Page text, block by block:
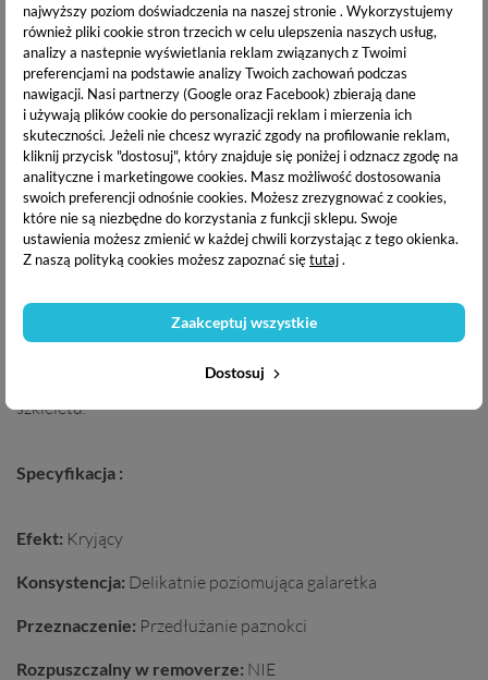
najwyższy poziom doświadczenia na naszej stronie . Wykorzystujemy
również pliki cookie stron trzecich w celu ulepszenia naszych usług,
analizy a nastepnie wyświetlania reklam związanych z Twoimi
preferencjami na podstawie analizy Twoich zachowań podczas
nawigacji. Nasi partnerzy (Google oraz Facebook) zbierają dane
i używają plików cookie do personalizacji reklam i mierzenia ich
skuteczności. Jeżeli nie chcesz wyrazić zgody na profilowanie reklam,
kliknij przycisk "dostosuj", który znajduje się poniżej i odznacz zgodę na
analityczne i marketingowe cookies. Masz możliwość dostosowania
swoich preferencji odnośnie cookies. Możesz zrezygnować z cookies,
które nie są niezbędne do korzystania z funkcji sklepu. Swoje
ustawienia możesz zmienić w każdej chwili korzystając z tego okienka.
Z naszą polityką cookies możesz zapoznać siętutaj.
Dostosuj
Zaakceptuj wszystkie
Yoshi Jelly PRO Gelto produkt wielofunkcyjny o
konsystencjigalaretki. Żel nie spływa na skórki, pięknie
współpracuje z pędzlem. Jego formuła pozwala na ułatwienie
codziennej pracy.Jelly Pro Geljest bardzo twardy dzięki
czemu jest wytrzymały a jego właściwości porównywane są
do akrylu. Doskonale zaciska się tworząc piękny tunel. Żel
świetnie sprawdzi się przy rekonstrukcji obgryzionych
paznokci oraz przy konstrukcji ekstremalnie długich paznokci
i tych awangardowych.
Produkt charakteryzuje się również obniżoną temperaturą
polimeryzacjico sprawia, że nie piecze w lampie. Jest łatwy w
na zapowietrzanie. Nie odpryskuje. Dzięki swojej twardości,
idealny dla klientek, którym zdarza się łamać paznokcie oraz
dla pań które nie lubią wysokich apexów. Dzięki jego
konsystencji można nim budować wszystkie paznokcie “na
raz”. Można budować paznokcie „na raz” bez robienia osobno
szkieletu.
Specyfikacja :
Efekt: Kryjący
Konsystencja: Delikatnie poziomująca galaretka
Przeznaczenie: Przedłużanie paznokci
Rozpuszczalny w removerze: NIE